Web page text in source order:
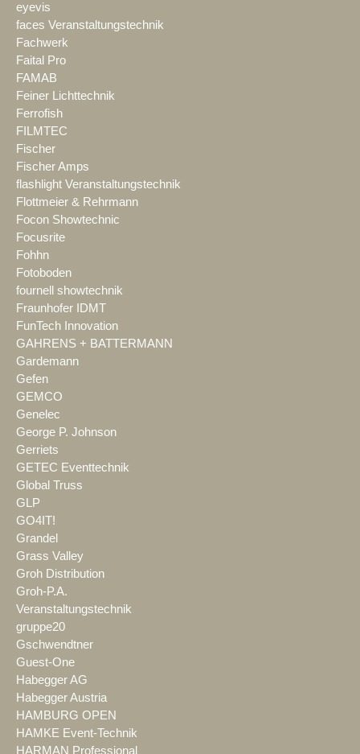
eyevis
faces Veranstaltungstechnik
Fachwerk
Faital Pro
FAMAB
Feiner Lichttechnik
Ferrofish
FILMTEC
Fischer
Fischer Amps
flashlight Veranstaltungstechnik
Flottmeier & Rehrmann
Focon Showtechnic
Focusrite
Fohhn
Fotoboden
fournell showtechnik
Fraunhofer IDMT
FunTech Innovation
GAHRENS + BATTERMANN
Gardemann
Gefen
GEMCO
Genelec
George P. Johnson
Gerriets
GETEC Eventtechnik
Global Truss
GLP
GO4IT!
Grandel
Grass Valley
Groh Distribution
Groh-P.A.
Veranstaltungstechnik
gruppe20
Gschwendtner
Guest-One
Habegger AG
Habegger Austria
HAMBURG OPEN
HAMKE Event-Technik
HARMAN Professional